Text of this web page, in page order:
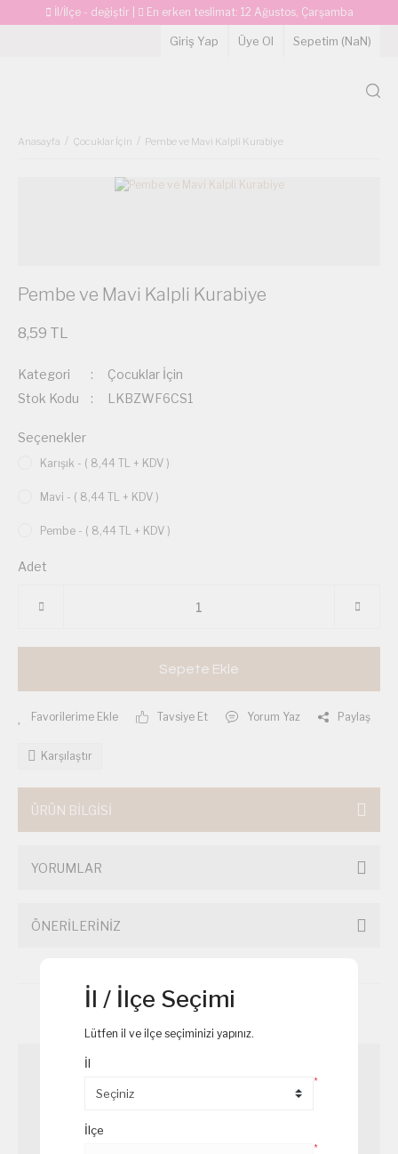
İl/İlçe - değiştir En erken teslimat: 12 Ağustos, Çarşamba
Giriş Yap Üye Ol Sepetim (NaN)
Anasayfa Çocuklar İçin Pembe ve Mavi Kalpli Kurabiye
Pembe ve Mavi Kalpli Kurabiye
8,59 TL
Kategori
Çocuklar İçin
Stok Kodu
LKBZWF6CS1
Seçenekler
Karışık - ( 8,44 TL + KDV )
Mavi - ( 8,44 TL + KDV )
Pembe - ( 8,44 TL + KDV )
Adet
Sepete Ekle
Tavsiye Et Yorum Yaz Paylaş
Karşılaştır
ÜRÜN BİLGİSİ
YORUMLAR
ÖNERİLERİNİZ
Birde Bu Ürünlere Göz Atın
İl / İlçe Seçimi
Lütfen il ve ilçe seçiminizi yapınız.
İl
*
İlçe
*